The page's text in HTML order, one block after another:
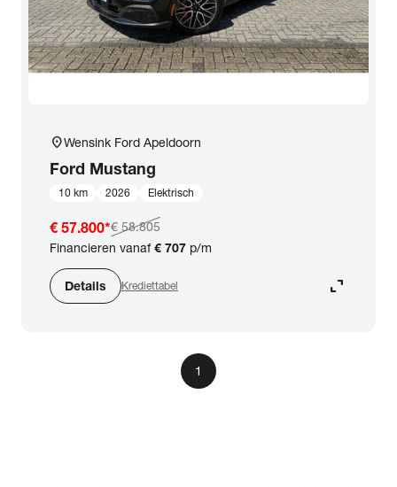
location_onWensink Ford Apeldoorn
Ford Mustang
10 km 2026 Elektrisch
€ 57.800*€ 58.805
Financieren vanaf€ 707 p/m
Details Krediettabel expand_content
1